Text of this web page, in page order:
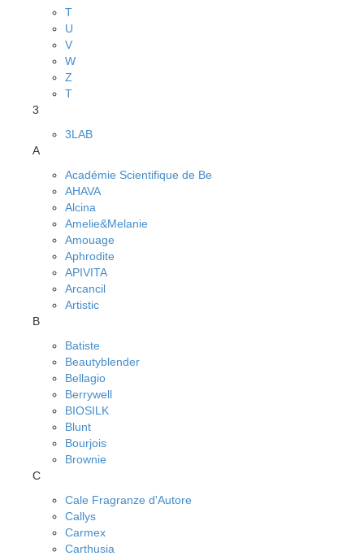
T
U
V
W
Z
Т
3
3LAB
A
Académie Scientifique de Be
AHAVA
Alcina
Amelie&Melanie
Amouage
Aphrodite
APIVITA
Arcancil
Artistic
B
Batiste
Beautyblender
Bellagio
Berrywell
BIOSILK
Blunt
Bourjois
Brownie
C
Cale Fragranze d'Autore
Callys
Carmex
Carthusia